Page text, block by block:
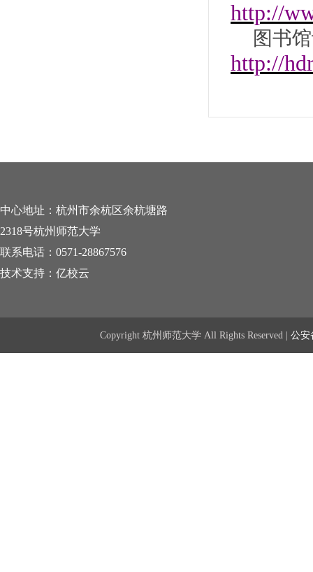
http://
图书
http://
中心地址：杭州市余杭区余杭塘路
2318号杭州师范大学
联系电话：0571-28867576
技术支持：亿校云
Copyright 杭州师范大学 All Rights Reserved | 公安